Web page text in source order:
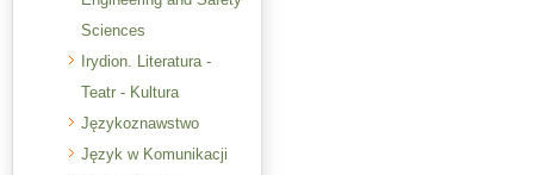
Sciences
Irydion. Literatura -
Teatr - Kultura
Językoznawstwo
Język w Komunikacji